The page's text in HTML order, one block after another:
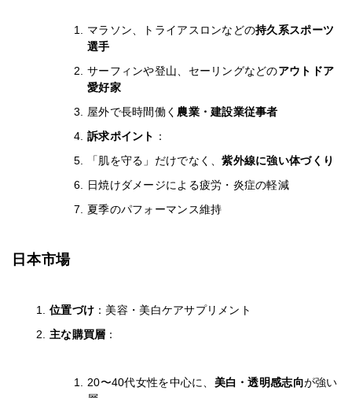
マラソン、トライアスロンなどの持久系スポーツ
選手
サーフィンや登山、セーリングなどのアウトドア
愛好家
屋外で長時間働く 農業・建設業従事者
訴求ポイント ：
「肌を守る」だけでなく、紫外線に強い体づくり
日焼けダメージによる疲労・炎症の軽減
夏季のパフォーマンス維持
日本市場
位置づけ ：美容・美白ケアサプリメント
主な購買層 ：
20〜40代女性を中心に、 美白・透明感志向が強い